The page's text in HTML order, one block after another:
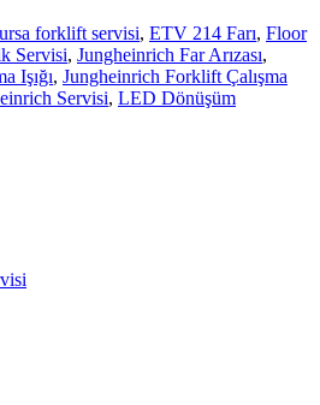
forklift servisi, ETV 214 Farı, Floor
Servisi, Jungheinrich Far Arızası,
Işığı, Jungheinrich Forklift Çalışma
Servisi, LED Dönüşüm